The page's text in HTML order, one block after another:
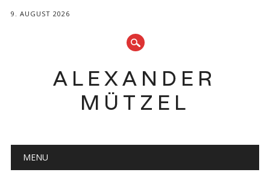
9. AUGUST 2026
ALEXANDER
MÜTZEL
Hauptmenü
MENU